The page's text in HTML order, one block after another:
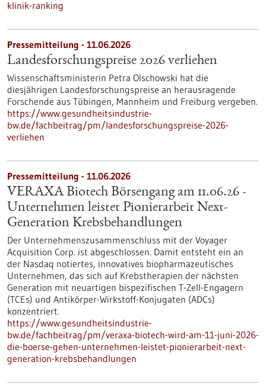
klinik-ranking
Pressemitteilung - 11.06.2026
Landesforschungspreise 2026 verliehen
Wissenschaftsministerin Petra Olschowski hat die
diesjährigen Landesforschungspreise an herausragende
Forschende aus Tübingen, Mannheim und Freiburg vergeben.
https://www.gesundheitsindustrie-
bw.de/fachbeitrag/pm/landesforschungspreise-2026-
verliehen
Pressemitteilung - 11.06.2026
VERAXA Biotech Börsengang am 11.06.26 -
Unternehmen leistet Pionierarbeit Next-
Generation Krebsbehandlungen
Der Unternehmenszusammenschluss mit der Voyager
Acquisition Corp. ist abgeschlossen. Damit entsteht ein an
der Nasdaq notiertes, innovatives biopharmazeutisches
Unternehmen, das sich auf Krebstherapien der nächsten
Generation mit neuartigen bispezifischen T-Zell-Engagern
(TCEs) und Antikörper-Wirkstoff-Konjugaten (ADCs)
konzentriert.
https://www.gesundheitsindustrie-
bw.de/fachbeitrag/pm/veraxa-biotech-wird-am-11-juni-2026-
die-boerse-gehen-unternehmen-leistet-pionierarbeit-next-
generation-krebsbehandlungen